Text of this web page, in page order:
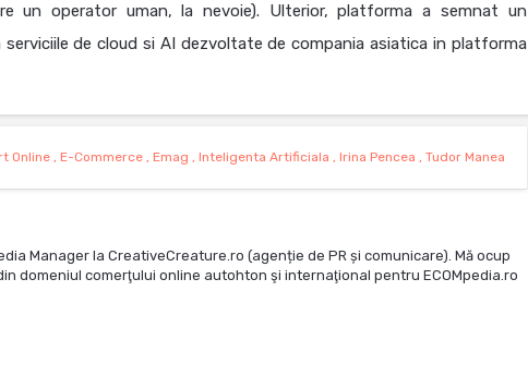
un operator uman, la nevoie). Ulterior, platforma a semnat un
de cloud si AI dezvoltate de compania asiatica in platforma
Online, E-Commerce, Emag , Inteligenta Artificiala , Irina Pencea , Tudor Manea
Manager la CreativeCreature.ro (agenție de PR și comunicare). Mă ocup
domeniul comerţului online autohton şi internaţional pentru ECOMpedia.ro